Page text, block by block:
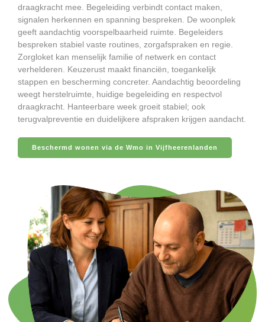
draagkracht mee. Begeleiding verbindt contact maken,
signalen herkennen en spanning bespreken. De woonplek
geeft aandachtig voorspelbaarheid ruimte. Begeleiders
bespreken stabiel vaste routines, zorgafspraken en regie.
Zorgloket kan menselijk familie of netwerk en contact
verhelderen. Keuzerust maakt financiën, toegankelijk
stappen en bescherming concreter. Aandachtig beoordeling
weegt herstelruimte, huidige begeleiding en respectvol
draagkracht. Hanteerbare week groeit stabiel; ook
terugvalpreventie en duidelijkere afspraken krijgen aandacht.
Beschermd wonen via de Wmo in Vijfheerenlanden